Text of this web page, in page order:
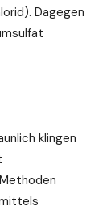
Dagegen
klingen